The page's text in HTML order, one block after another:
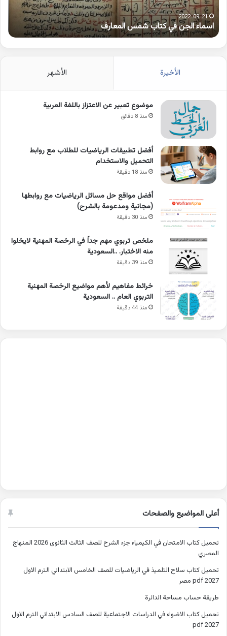
2022-09-21
اسماء الجن في كتاب شمس المعارف
الأخيرة الأشهر
موضوع تعبير عن الاعتزاز باللغة العربية
منذ 8 دقائق
أفضل تطبيقات الرياضيات للطلاب مع روابط
التحميل والاستخدام
منذ 18 دقيقة
أفضل مواقع حل مسائل الرياضيات مع روابطها
(مجانية ومدعومة بالشرح)
منذ 30 دقيقة
ملخص تربوي مهم جداً في الرخصة المهنية لايخلوا
منه الاختبار. ..السعودية
منذ 39 دقيقة
خرائط مفاهيم لأهم مواضيع الرخصة المهنية
التربوي العام .. السعودية
منذ 44 دقيقة
أعلى المواضيع والصفحات
تحميل كتاب الامتحان في الكيمياء جزء الشرح للصف الثالث الثانوى 2026 المنهاج
المصري
تحميل كتاب سلاح التلميذ في الرياضيات للصف الخامس الابتدائي الترم الاول
2027 pdf مصر
طريقة حساب مساحة الدائرة
تحميل كتاب الاضواء في الدراسات الاجتماعية للصف السادس الابتدائي الترم الاول
2027 pdf